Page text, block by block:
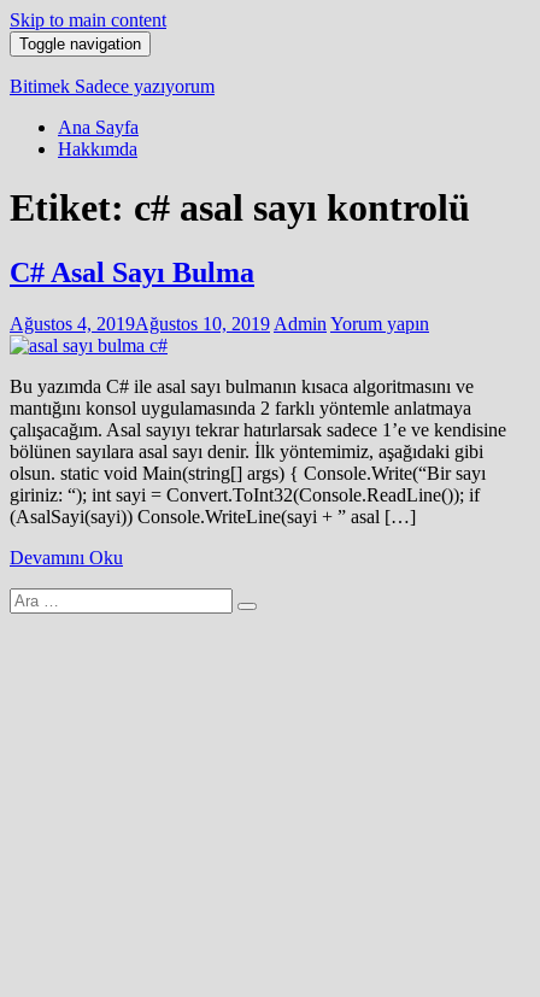
Skip to main content
Toggle navigation
Bitimek Sadece yazıyorum
Ana Sayfa
Hakkımda
Etiket: c# asal sayı kontrolü
C# Asal Sayı Bulma
Ağustos 4, 2019Ağustos 10, 2019 Admin Yorum yapın
Bu yazımda C# ile asal sayı bulmanın kısaca algoritmasını ve
mantığını konsol uygulamasında 2 farklı yöntemle anlatmaya
çalışacağım. Asal sayıyı tekrar hatırlarsak sadece 1’e ve kendisine
bölünen sayılara asal sayı denir. İlk yöntemimiz, aşağıdaki gibi
olsun. static void Main(string[] args) { Console.Write(“Bir sayı
giriniz: “); int sayi = Convert.ToInt32(Console.ReadLine()); if
(AsalSayi(sayi)) Console.WriteLine(sayi + ” asal […]
Devamını Oku
Arama
yap: